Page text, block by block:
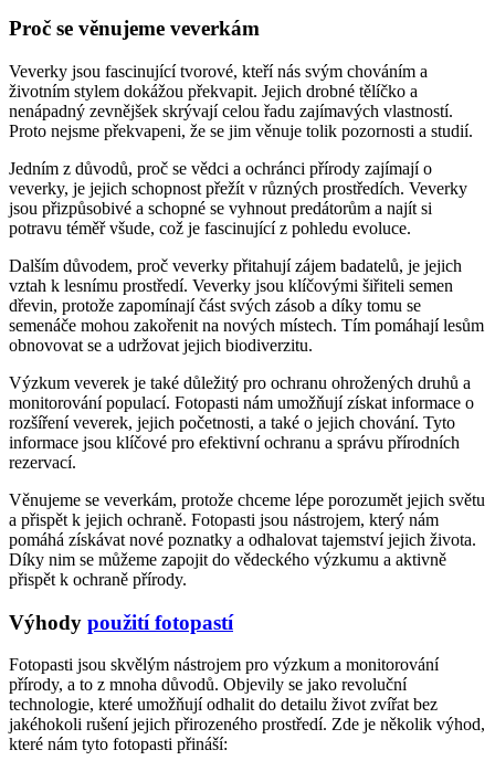
Proč se věnujeme veverkám
Veverky jsou fascinující tvorové, kteří nás svým chováním a
životním stylem dokážou překvapit. Jejich drobné tělíčko a
nenápadný zevnějšek skrývají celou řadu zajímavých vlastností.
Proto nejsme překvapeni, že se jim věnuje tolik pozornosti a studií.
Jedním z důvodů, proč se vědci a ochránci přírody zajímají o
veverky, je jejich schopnost přežít v různých prostředích. Veverky
jsou přizpůsobivé a schopné se vyhnout predátorům a najít si
potravu téměř všude, což je fascinující z pohledu evoluce.
Dalším důvodem, proč veverky přitahují zájem badatelů, je jejich
vztah k lesnímu prostředí. Veverky jsou klíčovými šiřiteli semen
dřevin, protože zapomínají část svých zásob a díky tomu se
semenáče mohou zakořenit na nových místech. Tím pomáhají lesům
obnovovat se a udržovat jejich biodiverzitu.
Výzkum veverek je také důležitý pro ochranu ohrožených druhů a
monitorování populací. Fotopasti nám umožňují získat informace o
rozšíření veverek, jejich početnosti, a také o jejich chování. Tyto
informace jsou klíčové pro efektivní ochranu a správu přírodních
rezervací.
Věnujeme se veverkám, protože chceme lépe porozumět jejich světu
a přispět k jejich ochraně. Fotopasti jsou nástrojem, který nám
pomáhá získávat nové poznatky a odhalovat tajemství jejich života.
Díky nim se můžeme zapojit do vědeckého výzkumu a aktivně
přispět k ochraně přírody.
Výhody použití fotopastí
Fotopasti jsou skvělým nástrojem pro výzkum a monitorování
přírody, a to z mnoha důvodů. Objevily se jako revoluční
technologie, které umožňují odhalit do detailu život zvířat bez
jakéhokoli rušení jejich přirozeného prostředí. Zde je několik výhod,
které nám tyto fotopasti přináší: